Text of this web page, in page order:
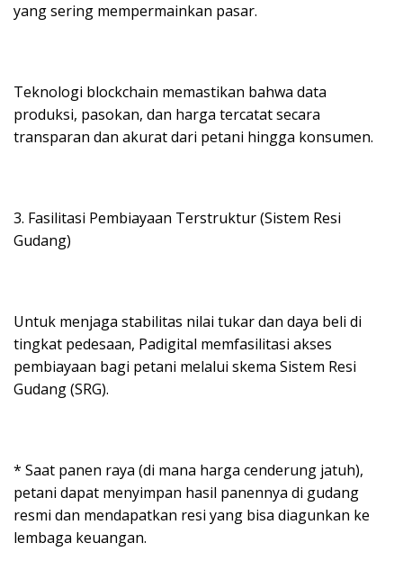
yang sering mempermainkan pasar.
Teknologi blockchain memastikan bahwa data
produksi, pasokan, dan harga tercatat secara
transparan dan akurat dari petani hingga konsumen.
3. Fasilitasi Pembiayaan Terstruktur (Sistem Resi
Gudang)
Untuk menjaga stabilitas nilai tukar dan daya beli di
tingkat pedesaan, Padigital memfasilitasi akses
pembiayaan bagi petani melalui skema Sistem Resi
Gudang (SRG).
* Saat panen raya (di mana harga cenderung jatuh),
petani dapat menyimpan hasil panennya di gudang
resmi dan mendapatkan resi yang bisa diagunkan ke
lembaga keuangan.